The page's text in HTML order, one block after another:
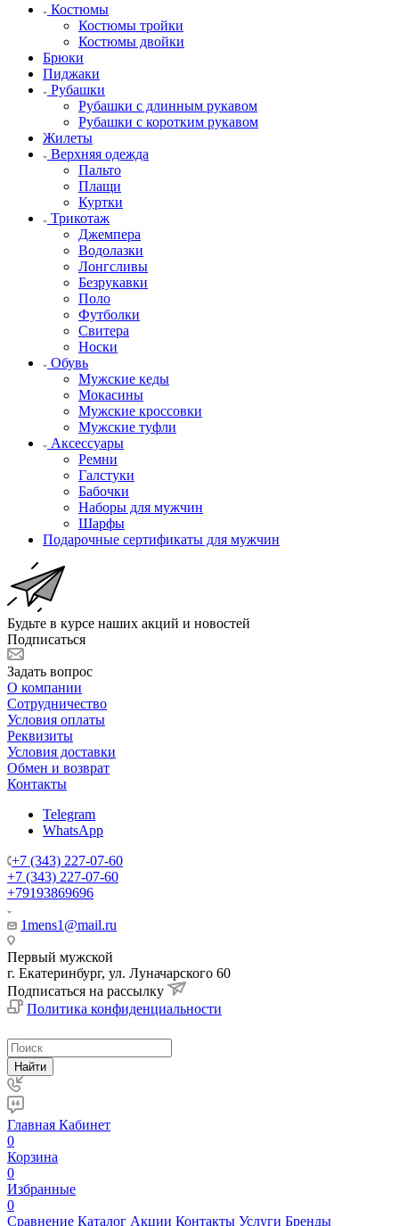
Костюмы
Костюмы тройки
Костюмы двойки
Брюки
Пиджаки
Рубашки
Рубашки с длинным рукавом
Рубашки с коротким рукавом
Жилеты
Верхняя одежда
Пальто
Плащи
Куртки
Трикотаж
Джемпера
Водолазки
Лонгсливы
Безрукавки
Поло
Футболки
Свитера
Носки
Обувь
Мужские кеды
Мокасины
Мужские кроссовки
Мужские туфли
Аксессуары
Ремни
Галстуки
Бабочки
Наборы для мужчин
Шарфы
Подарочные сертификаты для мужчин
Будьте в курсе наших акций и новостей
Подписаться
Задать вопрос
О компании
Сотрудничество
Условия оплаты
Реквизиты
Условия доставки
Обмен и возврат
Контакты
Telegram
WhatsApp
+7 (343) 227-07-60
+7 (343) 227-07-60
+79193869696
1mens1@mail.ru
Первый мужской
г. Екатеринбург, ул. Луначарского 60
Подписаться на рассылку
Политика конфиденциальности
Найти
Главная Кабинет
0
Корзина
0
Избранные
0
Сравнение Каталог Акции Контакты Услуги Бренды